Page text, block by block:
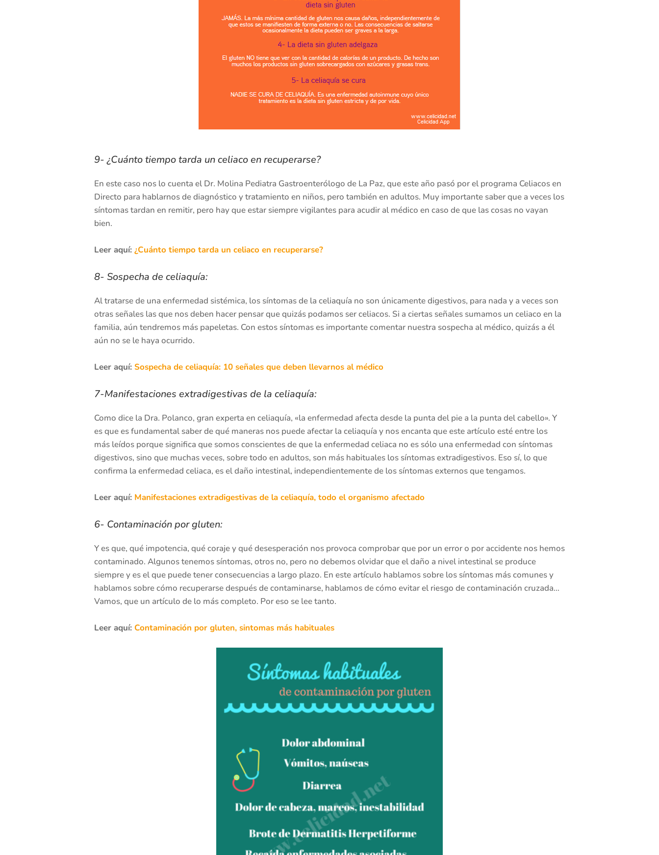
9- ¿Cuánto tiempo tarda un celiaco en recuperarse?
En este caso nos lo cuenta el Dr. Molina Pediatra Gastroenterólogo de La Paz, que este año pasó por el programa Celiacos en
Directo para hablarnos de diagnóstico y tratamiento en niños, pero también en adultos. Muy importante saber que a veces los
síntomas tardan en remitir, pero hay que estar siempre vigilantes para acudir al médico en caso de que las cosas no vayan
bien.
Leer aquí: ¿Cuánto tiempo tarda un celiaco en recuperarse?
8- Sospecha de celiaquía:
Al tratarse de una enfermedad sistémica, los síntomas de la celiaquía no son únicamente digestivos, para nada y a veces son
otras señales las que nos deben hacer pensar que quizás podamos ser celiacos. Si a ciertas señales sumamos un celiaco en la
familia, aún tendremos más papeletas. Con estos síntomas es importante comentar nuestra sospecha al médico, quizás a él
aún no se le haya ocurrido.
Leer aquí: Sospecha de celiaquía: 10 señales que deben llevarnos al médico
7-Manifestaciones extradigestivas de la celiaquía:
Como dice la Dra. Polanco, gran experta en celiaquía, «la enfermedad afecta desde la punta del pie a la punta del cabello». Y
es que es fundamental saber de qué maneras nos puede afectar la celiaquía y nos encanta que este artículo esté entre los
más leídos porque significa que somos conscientes de que la enfermedad celiaca no es sólo una enfermedad con síntomas
digestivos, sino que muchas veces, sobre todo en adultos, son más habituales los síntomas extradigestivos. Eso sí, lo que
confirma la enfermedad celiaca, es el daño intestinal, independientemente de los síntomas externos que tengamos.
Leer aquí: Manifestaciones extradigestivas de la celiaquía, todo el organismo afectado
6- Contaminación por gluten:
Y es que, qué impotencia, qué coraje y qué desesperación nos provoca comprobar que por un error o por accidente nos hemos
contaminado. Algunos tenemos síntomas, otros no, pero no debemos olvidar que el daño a nivel intestinal se produce
siempre y es el que puede tener consecuencias a largo plazo. En este artículo hablamos sobre los síntomas más comunes y
hablamos sobre cómo recuperarse después de contaminarse, hablamos de cómo evitar el riesgo de contaminación cruzada…
Vamos, que un artículo de lo más completo. Por eso se lee tanto.
Leer aquí: Contaminación por gluten, sintomas más habituales